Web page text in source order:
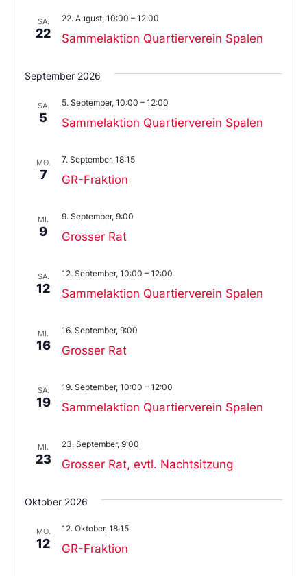
SA.
22 Sammelaktion Quartierverein Spalen
22. August, 10:00 – 12:00
September 2026
SA.
5 Sammelaktion Quartierverein Spalen
5. September, 10:00 – 12:00
MO.
7 GR-Fraktion
7. September, 18:15
MI.
9 Grosser Rat
9. September, 9:00
SA.
12 Sammelaktion Quartierverein Spalen
12. September, 10:00 – 12:00
MI.
16 Grosser Rat
16. September, 9:00
SA.
19 Sammelaktion Quartierverein Spalen
19. September, 10:00 – 12:00
MI.
23 Grosser Rat, evtl. Nachtsitzung
23. September, 9:00
Oktober 2026
MO.
12 GR-Fraktion
12. Oktober, 18:15